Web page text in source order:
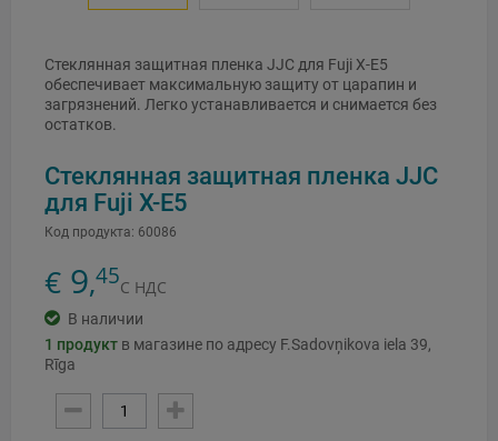
Стеклянная защитная пленка JJC для Fuji X-E5
обеспечивает максимальную защиту от царапин и
загрязнений. Легко устанавливается и снимается без
остатков.
Стеклянная защитная пленка JJC
для Fuji X-E5
Код продукта: 60086
€ 9,45С НДС
В наличии
1 продукт в магазине по адресу F.Sadovņikova iela 39,
Rīga